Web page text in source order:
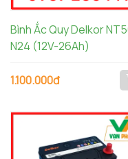
Bình Ắc Quy Delkor
N24 (12V-26Ah)
1.100.000đ